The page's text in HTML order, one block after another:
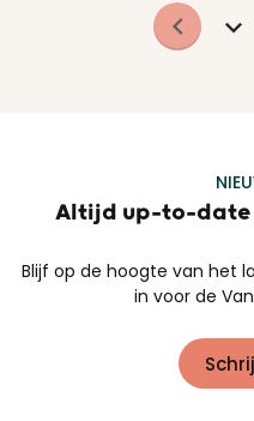
Altijd up-to-date
Blijf op de hoogte van het
in voor de